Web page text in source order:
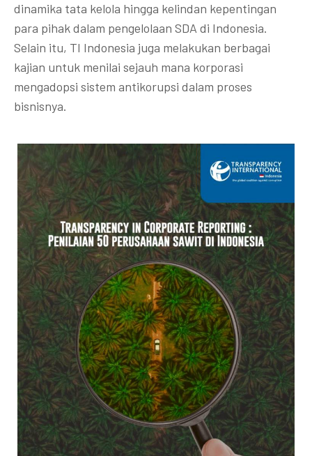
dinamika tata kelola hingga kelindan kepentingan
para pihak dalam pengelolaan SDA di Indonesia.
Selain itu, TI Indonesia juga melakukan berbagai
kajian untuk menilai sejauh mana korporasi
mengadopsi sistem antikorupsi dalam proses
bisnisnya.